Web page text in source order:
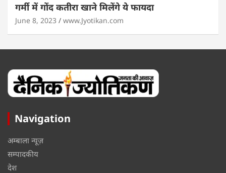
गर्मी में गोंद कतीरा खाने मिलेंगे ये फायदा
June 8, 2023 www.Jyotikan.com
Navigation
अम्बाला न्यूज़
सम्पादकीय
देश